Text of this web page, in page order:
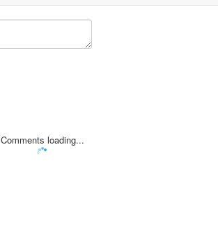
Comments loading...